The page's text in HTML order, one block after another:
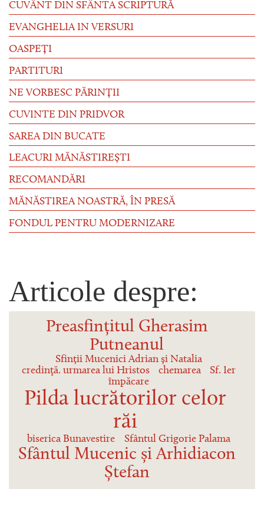
CUVÂNT DIN SFÂNTA SCRIPTURĂ
EVANGHELIA IN VERSURI
OASPEȚI
PARTITURI
NE VORBESC PĂRINȚII
CUVINTE DIN PRIDVOR
SAREA DIN BUCATE
LEACURI MĂNĂSTIREȘTI
RECOMANDĂRI
MĂNĂSTIREA NOASTRĂ, ÎN PRESĂ
FONDUL PENTRU MODERNIZARE
Articole despre:
Preasfințitul Gherasim
Putneanul
Sfinții Mucenici Adrian și Natalia
credinţă. urmarea lui Hristos
chemarea
Sf. Ier
împăcare
Pilda lucrătorilor celor
răi
biserica Bunavestire Sfântul Grigorie Palama
Sfântul Mucenic și Arhidiacon
Ștefan